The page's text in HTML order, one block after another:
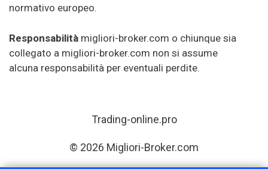
normativo europeo.
Responsabilità migliori-broker.com o chiunque sia
collegato a migliori-broker.com non si assume
alcuna responsabilità per eventuali perdite.
Trading-online.pro
© 2026 Migliori-Broker.com